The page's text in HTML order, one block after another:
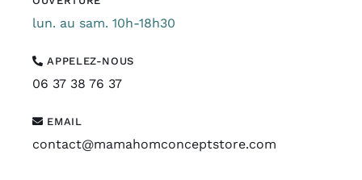
lun. au sam. 10h-18h30
APPELEZ-NOUS
06 37 38 76 37
EMAIL
contact@mamahomconceptstore.com